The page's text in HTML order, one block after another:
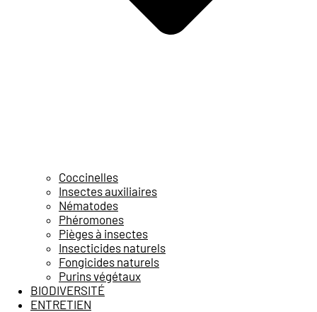
Coccinelles
Insectes auxiliaires
Nématodes
Phéromones
Pièges à insectes
Insecticides naturels
Fongicides naturels
Purins végétaux
BIODIVERSITÉ
ENTRETIEN